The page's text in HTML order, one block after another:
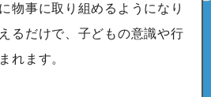
物事に取り組めるようになり
るだけで、子どもの意識や行
れます。